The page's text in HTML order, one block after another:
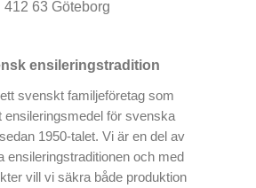
412 63 Göteborg
ensileringstradition
svenskt familjeföretag som
ensileringsmedel för svenska
1950-talet. Vi är en del av
ensileringstraditionen och med
vill vi säkra både produktion